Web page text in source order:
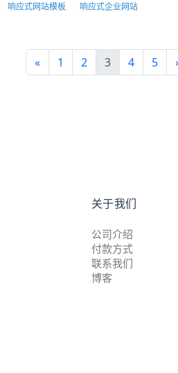
响应式网站模板 响应式企业网站
« 1 2 3 4 5
关于我们
公司介绍
付款方式
联系我们
博客